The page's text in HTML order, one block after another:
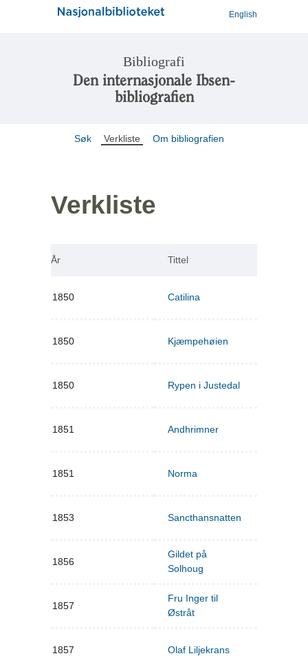
English
Bibliografi
Den internasjonale Ibsen-
bibliografien
Søk Verkliste Om bibliografien
Verkliste
År Tittel
1850 Catilina
1850 Kjæmpehøien
1850 Rypen i Justedal
1851 Andhrimner
1851 Norma
1853 Sancthansnatten
1856
Gildet på
Solhoug
1857
Fru Inger til
Østråt
1857 Olaf Liljekrans